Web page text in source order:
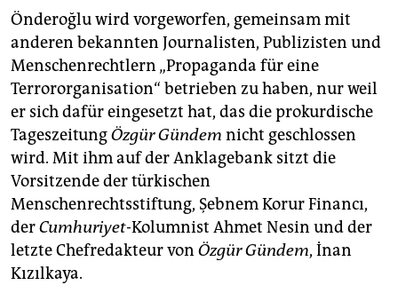
Önderoğlu wird vorgeworfen, gemeinsam mit
anderen bekannten Journalisten, Publizisten und
Menschenrechtlern „Propaganda für eine
Terrororganisation“ betrieben zu haben, nur weil
er sich dafür eingesetzt hat, das die prokurdische
TageszeitungÖzgür Gündem nicht geschlossen
wird. Mit ihm auf der Anklagebank sitzt die
Vorsitzende der türkischen
Menschenrechtsstiftung, Şebnem Korur Financı,
derCumhuriyet-Kolumnist Ahmet Nesin und der
letzte Chefredakteur von Özgür Gündem, İnan
Kızılkaya.